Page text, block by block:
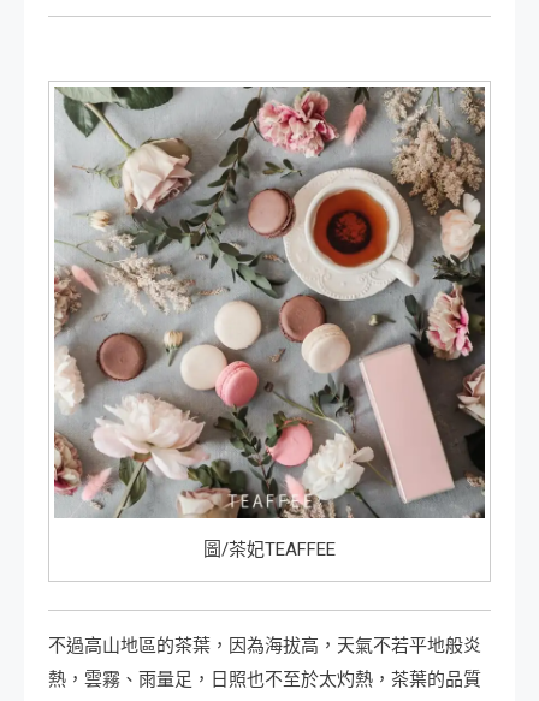
圖/茶妃TEAFFEE
不過高山地區的茶葉，因為海拔高，天氣不若平地般炎
熱，雲霧、雨量足，日照也不至於太灼熱，茶葉的品質